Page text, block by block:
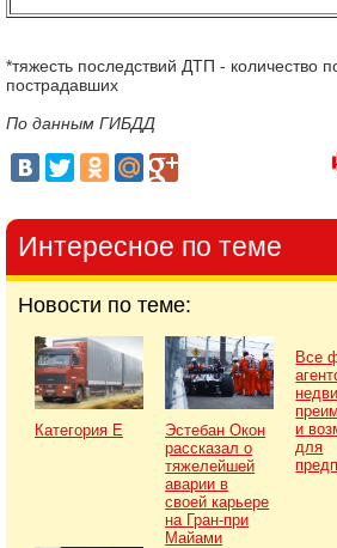
*тяжесть последствий ДТП - количество
пострадавших
По данным ГИБДД
Интересное по теме
Новости по теме:
Категория Е
Эстебан Окон
рассказал о
тяжелейшей
аварии в
своей карьере
на Гран-при
Майами
Все
и
для